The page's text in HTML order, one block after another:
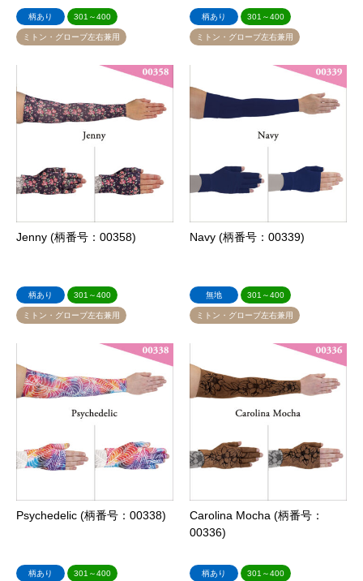
柄あり 301～400
ミトン・グローブ左右兼用
柄あり 301～400
ミトン・グローブ左右兼用
Jenny (柄番号：00358)
柄あり 301～400
ミトン・グローブ左右兼用
Navy (柄番号：00339)
無地 301～400
ミトン・グローブ左右兼用
Psychedelic (柄番号：00338)
柄あり 301～400
Carolina Mocha (柄番号：
00336)
柄あり 301～400